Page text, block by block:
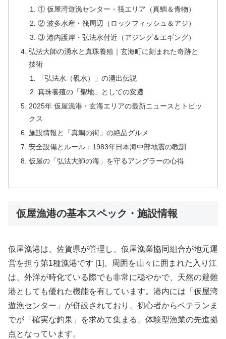
① 仮屋湾遊漁センター・筏エリア（真鯛＆青物）
② 波多水産・筏周辺（ロックフィッシュ＆アジ）
③ 港内護岸・弘法水付近（アジング＆エギング）
弘法大師の湧水と真珠養殖｜玄海町に刻まれた奇跡と
技術
「弘法水（硯水）」の湧出伝説
真珠養殖の「聖地」としての変遷
2025年 仮屋漁港・玄海エリアの最新ニュースとトピッ
クス
施設情報と「真鯛の街」の絶品グルメ
安全設備とルール：1983年日本海中部地震の教訓
仮屋の「弘法大師の海」を守るアングラーの心得
仮屋漁港の基本スペック・施設情報
仮屋漁港は、佐賀県が管理し、仮屋漁業協同組合が地元運
営を担う第1種漁港です [1]。周囲を山々に囲まれた入り江
は、外洋が時化ている際でも非常に穏やかで、天然の避難
港としても優れた機能を有しています。港内には「仮屋湾
遊漁センター」が併設されており、初心者からベテランま
でが「確実な釣果」を求めて集まる、体験型漁業の先進拠
点となっています。